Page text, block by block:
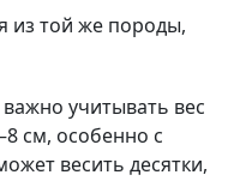
из той же породы,
учитывать вес
см, особенно с
весить десятки,